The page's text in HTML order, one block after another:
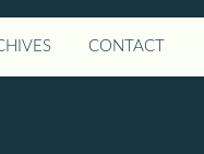
CONTACT